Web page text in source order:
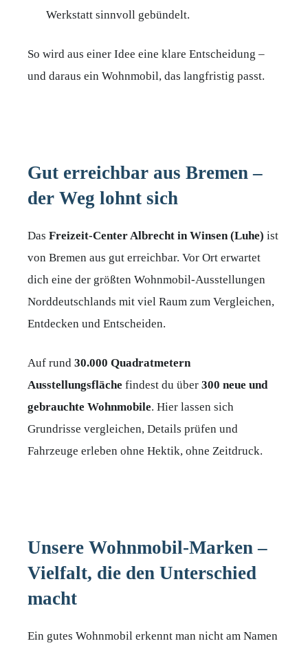
Werkstatt sinnvoll gebündelt.
So wird aus einer Idee eine klare Entscheidung –
und daraus ein Wohnmobil, das langfristig passt.
Gut erreichbar aus Bremen –
der Weg lohnt sich
Das Freizeit-Center Albrecht in Winsen (Luhe) ist
von Bremen aus gut erreichbar. Vor Ort erwartet
dich eine der größten Wohnmobil-Ausstellungen
Norddeutschlands mit viel Raum zum Vergleichen,
Entdecken und Entscheiden.
Auf rund 30.000 Quadratmetern
Ausstellungsfläche findest du über 300 neue und
gebrauchte Wohnmobile. Hier lassen sich
Grundrisse vergleichen, Details prüfen und
Fahrzeuge erleben ohne Hektik, ohne Zeitdruck.
Unsere Wohnmobil-Marken –
Vielfalt, die den Unterschied
macht
Ein gutes Wohnmobil erkennt man nicht am Namen